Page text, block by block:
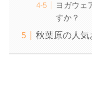
ヨガウェ
すか？
秋葉原の人